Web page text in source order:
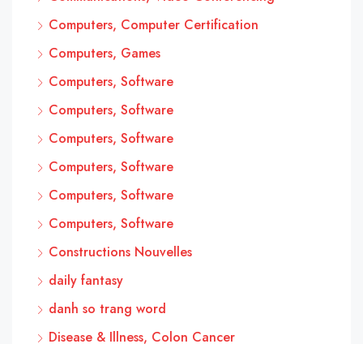
Computers, Computer Certification
Computers, Games
Computers, Software
Computers, Software
Computers, Software
Computers, Software
Computers, Software
Computers, Software
Constructions Nouvelles
daily fantasy
danh so trang word
Disease & Illness, Colon Cancer